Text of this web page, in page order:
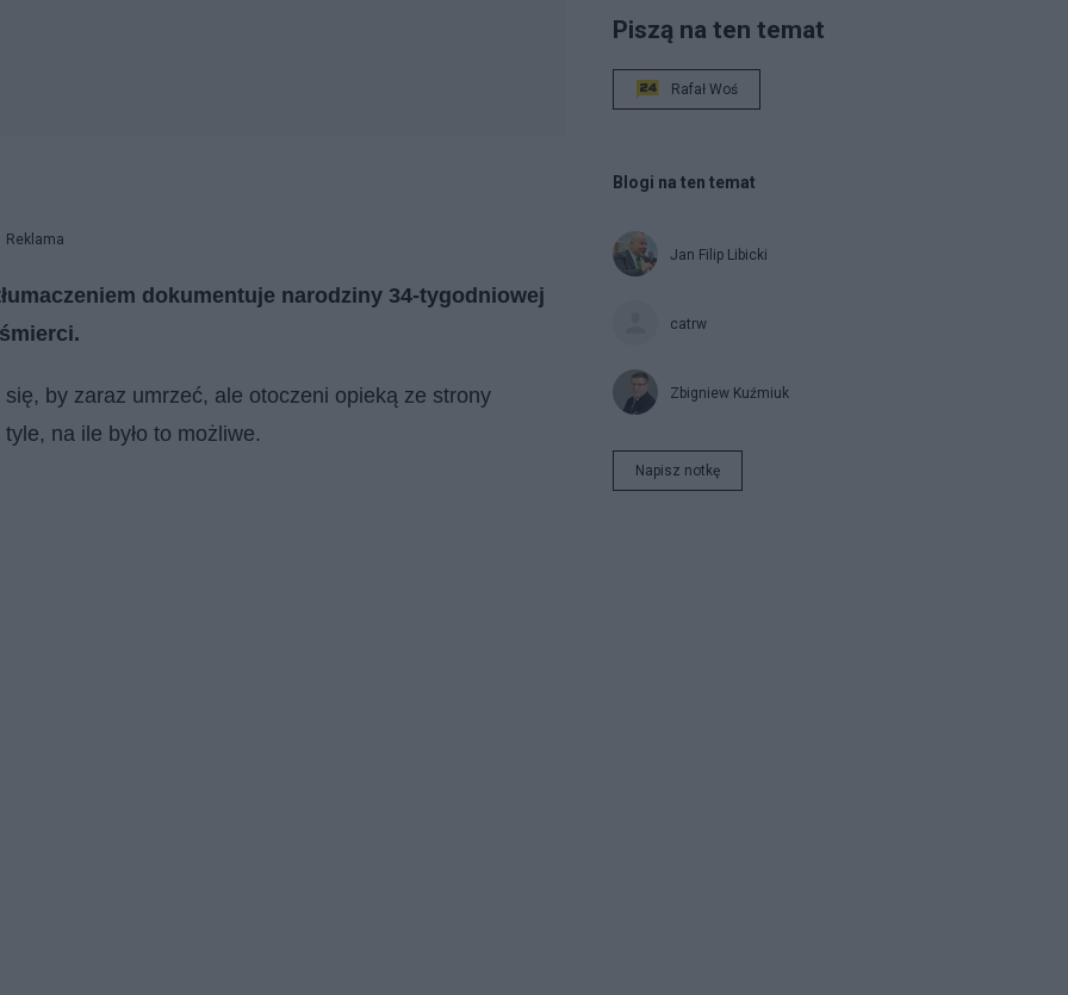
Reklama
dokumentuje narodziny 34-tygodniowej
by zaraz umrzeć, ale otoczeni opieką ze strony
na ile było to możliwe.
Piszą na ten temat
Rafał Woś
Blogi na ten temat
Jan Filip Libicki
catrw
Zbigniew Kuźmiuk
Napisz notkę